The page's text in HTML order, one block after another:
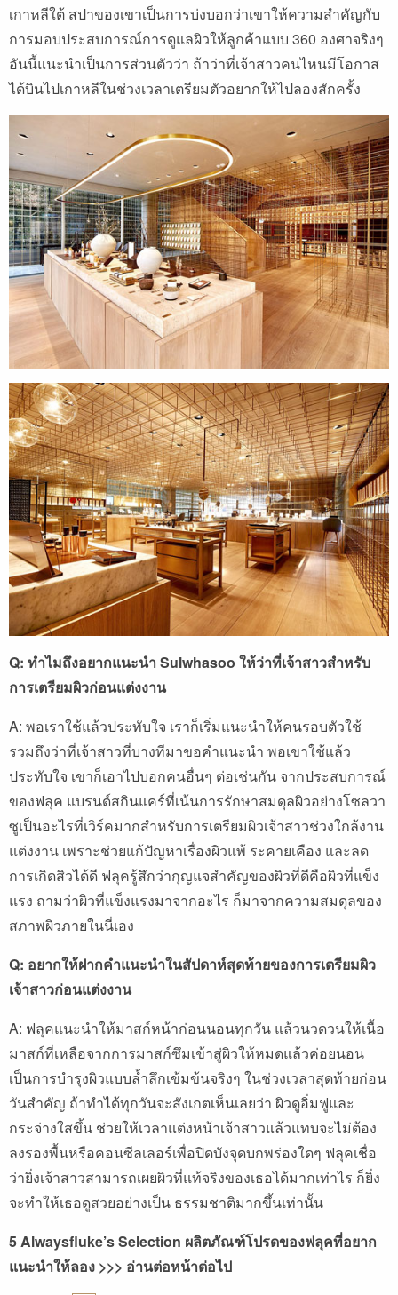
เกาหลีใต้ สปาของเขาเป็นการบ่งบอกว่าเขาให้ความสำคัญกับ
การมอบประสบการณ์การดูแลผิวให้ลูกค้าแบบ 360 องศาจริงๆ
อันนี้แนะนำเป็นการส่วนตัวว่า ถ้าว่าที่เจ้าสาวคนไหนมีโอกาส
ได้บินไปเกาหลีในช่วงเวลาเตรียมตัวอยากให้ไปลองสักครั้ง
Q: ทำไมถึงอยากแนะนำ Sulwhasoo ให้ว่าที่เจ้าสาวสำหรับ
การเตรียมผิวก่อนแต่งงาน
A: พอเราใช้แล้วประทับใจ เราก็เริ่มแนะนำให้คนรอบตัวใช้
รวมถึงว่าที่เจ้าสาวที่บางทีมาขอคำแนะนำ พอเขาใช้แล้ว
ประทับใจ เขาก็เอาไปบอกคนอื่นๆ ต่อเช่นกัน จากประสบการณ์
ของฟลุค แบรนด์สกินแคร์ที่เน้นการรักษาสมดุลผิวอย่างโซลวา
ซูเป็นอะไรที่เวิร์คมากสำหรับการเตรียมผิวเจ้าสาวช่วงใกล้งาน
แต่งงาน เพราะช่วยแก้ปัญหาเรื่องผิวแพ้ ระคายเคือง และลด
การเกิดสิวได้ดี ฟลุครู้สึกว่ากุญแจสำคัญของผิวที่ดีคือผิวที่แข็ง
แรง ถามว่าผิวที่แข็งแรงมาจากอะไร ก็มาจากความสมดุลของ
สภาพผิวภายในนี่เอง
Q: อยากให้ฝากคำแนะนำในสัปดาห์สุดท้ายของการเตรียมผิว
เจ้าสาวก่อนแต่งงาน
A: ฟลุคแนะนำให้มาสก์หน้าก่อนนอนทุกวัน แล้วนวดวนให้เนื้อ
มาสก์ที่เหลือจากการมาสก์ซึมเข้าสู่ผิวให้หมดแล้วค่อยนอน
เป็นการบำรุงผิวแบบล้ำลึกเข้มข้นจริงๆ ในช่วงเวลาสุดท้ายก่อน
วันสำคัญ ถ้าทำได้ทุกวันจะสังเกตเห็นเลยว่า ผิวดูอิ่มฟูและ
กระจ่างใสขึ้น ช่วยให้เวลาแต่งหน้าเจ้าสาวแล้วแทบจะไม่ต้อง
ลงรองพื้นหรือคอนซีลเลอร์เพื่อปิดบังจุดบกพร่องใดๆ ฟลุคเชื่อ
ว่ายิ่งเจ้าสาวสามารถเผยผิวที่แท้จริงของเธอได้มากเท่าไร ก็ยิ่ง
จะทำให้เธอดูสวยอย่างเป็น ธรรมชาติมากขึ้นเท่านั้น
5 Alwaysfluke’s Selection ผลิตภัณฑ์โปรดของฟลุคที่อยาก
แนะนำให้ลอง >>> อ่านต่อหน้าต่อไป